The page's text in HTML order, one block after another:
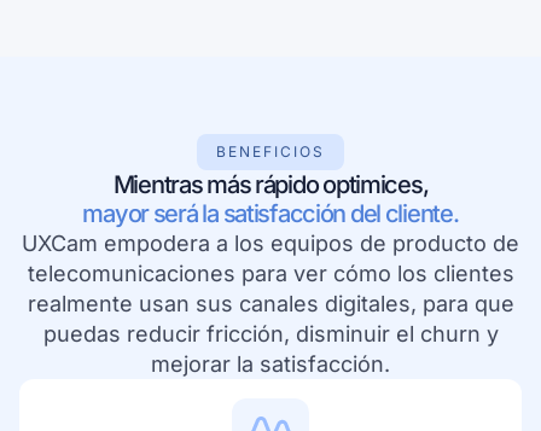
BENEFICIOS
Mientras más rápido optimices,
mayor será la satisfacción del cliente.
UXCam empodera a los equipos de producto de
telecomunicaciones para ver cómo los clientes
realmente usan sus canales digitales, para que
puedas reducir fricción, disminuir el churn y
mejorar la satisfacción.